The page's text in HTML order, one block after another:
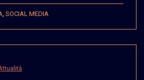
SOCIAL MEDIA